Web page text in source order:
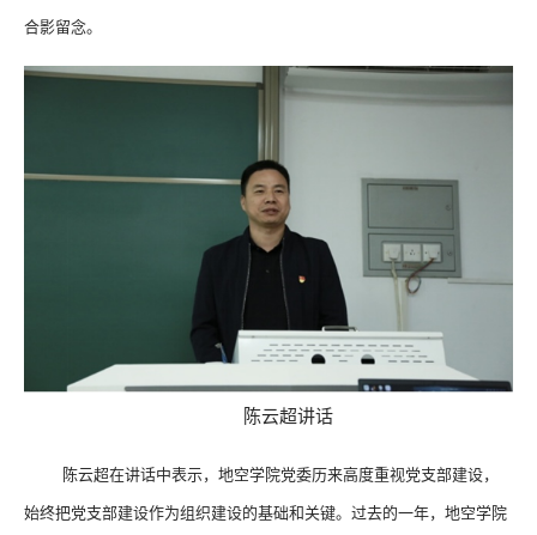
合影留念。
陈云超讲话
陈云超在讲话中表示，地空学院党委历来高度重视党支部建设，
始终把党支部建设作为组织建设的基础和关键。过去的一年，地空学院